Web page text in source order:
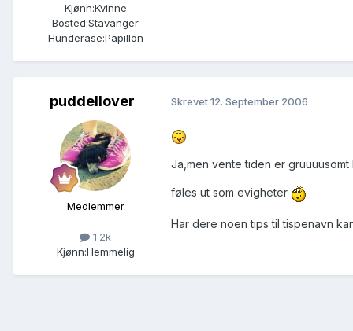
Kjønn:Kvinne
Bosted:Stavanger
Hunderase:Papillon
puddellover
Medlemmer
1.2k
Kjønn:Hemmelig
Skrevet12. September 2006
Ja,men vente tiden er gruuuusomt
føles ut som evigheter
Har dere noen tips til tispenavn